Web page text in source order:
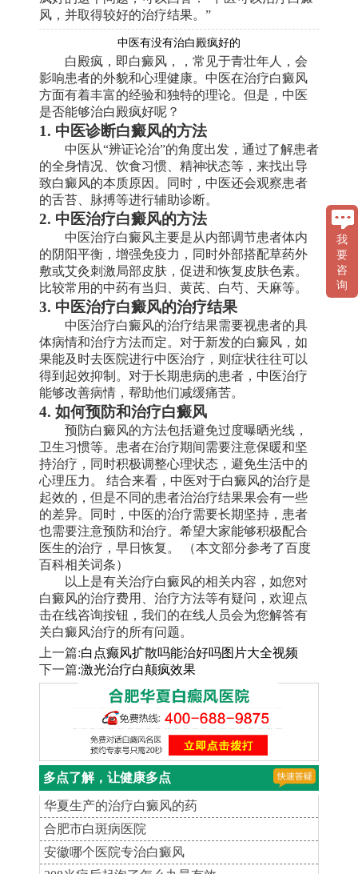
风，并取得较好的治疗结果。”
中医有没有治白殿疯好的
白殿疯，即白癜风，，常见于青壮年人，会
影响患者的外貌和心理健康。中医在治疗白癜风
方面有着丰富的经验和独特的理论。但是，中医
是否能够治白殿疯好呢？
1. 中医诊断白癜风的方法
中医从“辨证论治”的角度出发，通过了解患者
的全身情况、饮食习惯、精神状态等，来找出导
致白癜风的本质原因。同时，中医还会观察患者
的舌苔、脉搏等进行辅助诊断。
2. 中医治疗白癜风的方法
中医治疗白癜风主要是从内部调节患者体内
的阴阳平衡，增强免疫力，同时外部搭配草药外
敷或艾灸刺激局部皮肤，促进和恢复皮肤色素。
比较常用的中药有当归、黄芪、白芍、天麻等。
3. 中医治疗白癜风的治疗结果
中医治疗白癜风的治疗结果需要视患者的具
体病情和治疗方法而定。对于新发的白癜风，如
果能及时去医院进行中医治疗，则症状往往可以
得到起效抑制。对于长期患病的患者，中医治疗
能够改善病情，帮助他们减缓痛苦。
4. 如何预防和治疗白癜风
预防白癜风的方法包括避免过度曝晒光线，
卫生习惯等。患者在治疗期间需要注意保暖和坚
持治疗，同时积极调整心理状态，避免生活中的
心理压力。 结合来看，中医对于白癜风的治疗是
起效的，但是不同的患者治治疗结果果会有一些
的差异。同时，中医的治疗需要长期坚持，患者
也需要注意预防和治疗。希望大家能够积极配合
医生的治疗，早日恢复。 （本文部分参考了百度
百科相关词条）
以上是有关治疗白癜风的相关内容，如您对
白癜风的治疗费用、治疗方法等有疑问，欢迎点
击在线咨询按钮，我们的在线人员会为您解答有
关白癜风治疗的所有问题。
上一篇:白点癫风扩散吗能治好吗图片大全视频
下一篇:激光治疗白颠疯效果
多点了解，让健康多点
华夏生产的治疗白癜风的药
合肥市白斑病医院
安徽哪个医院专治白癜风
我
要
咨
询